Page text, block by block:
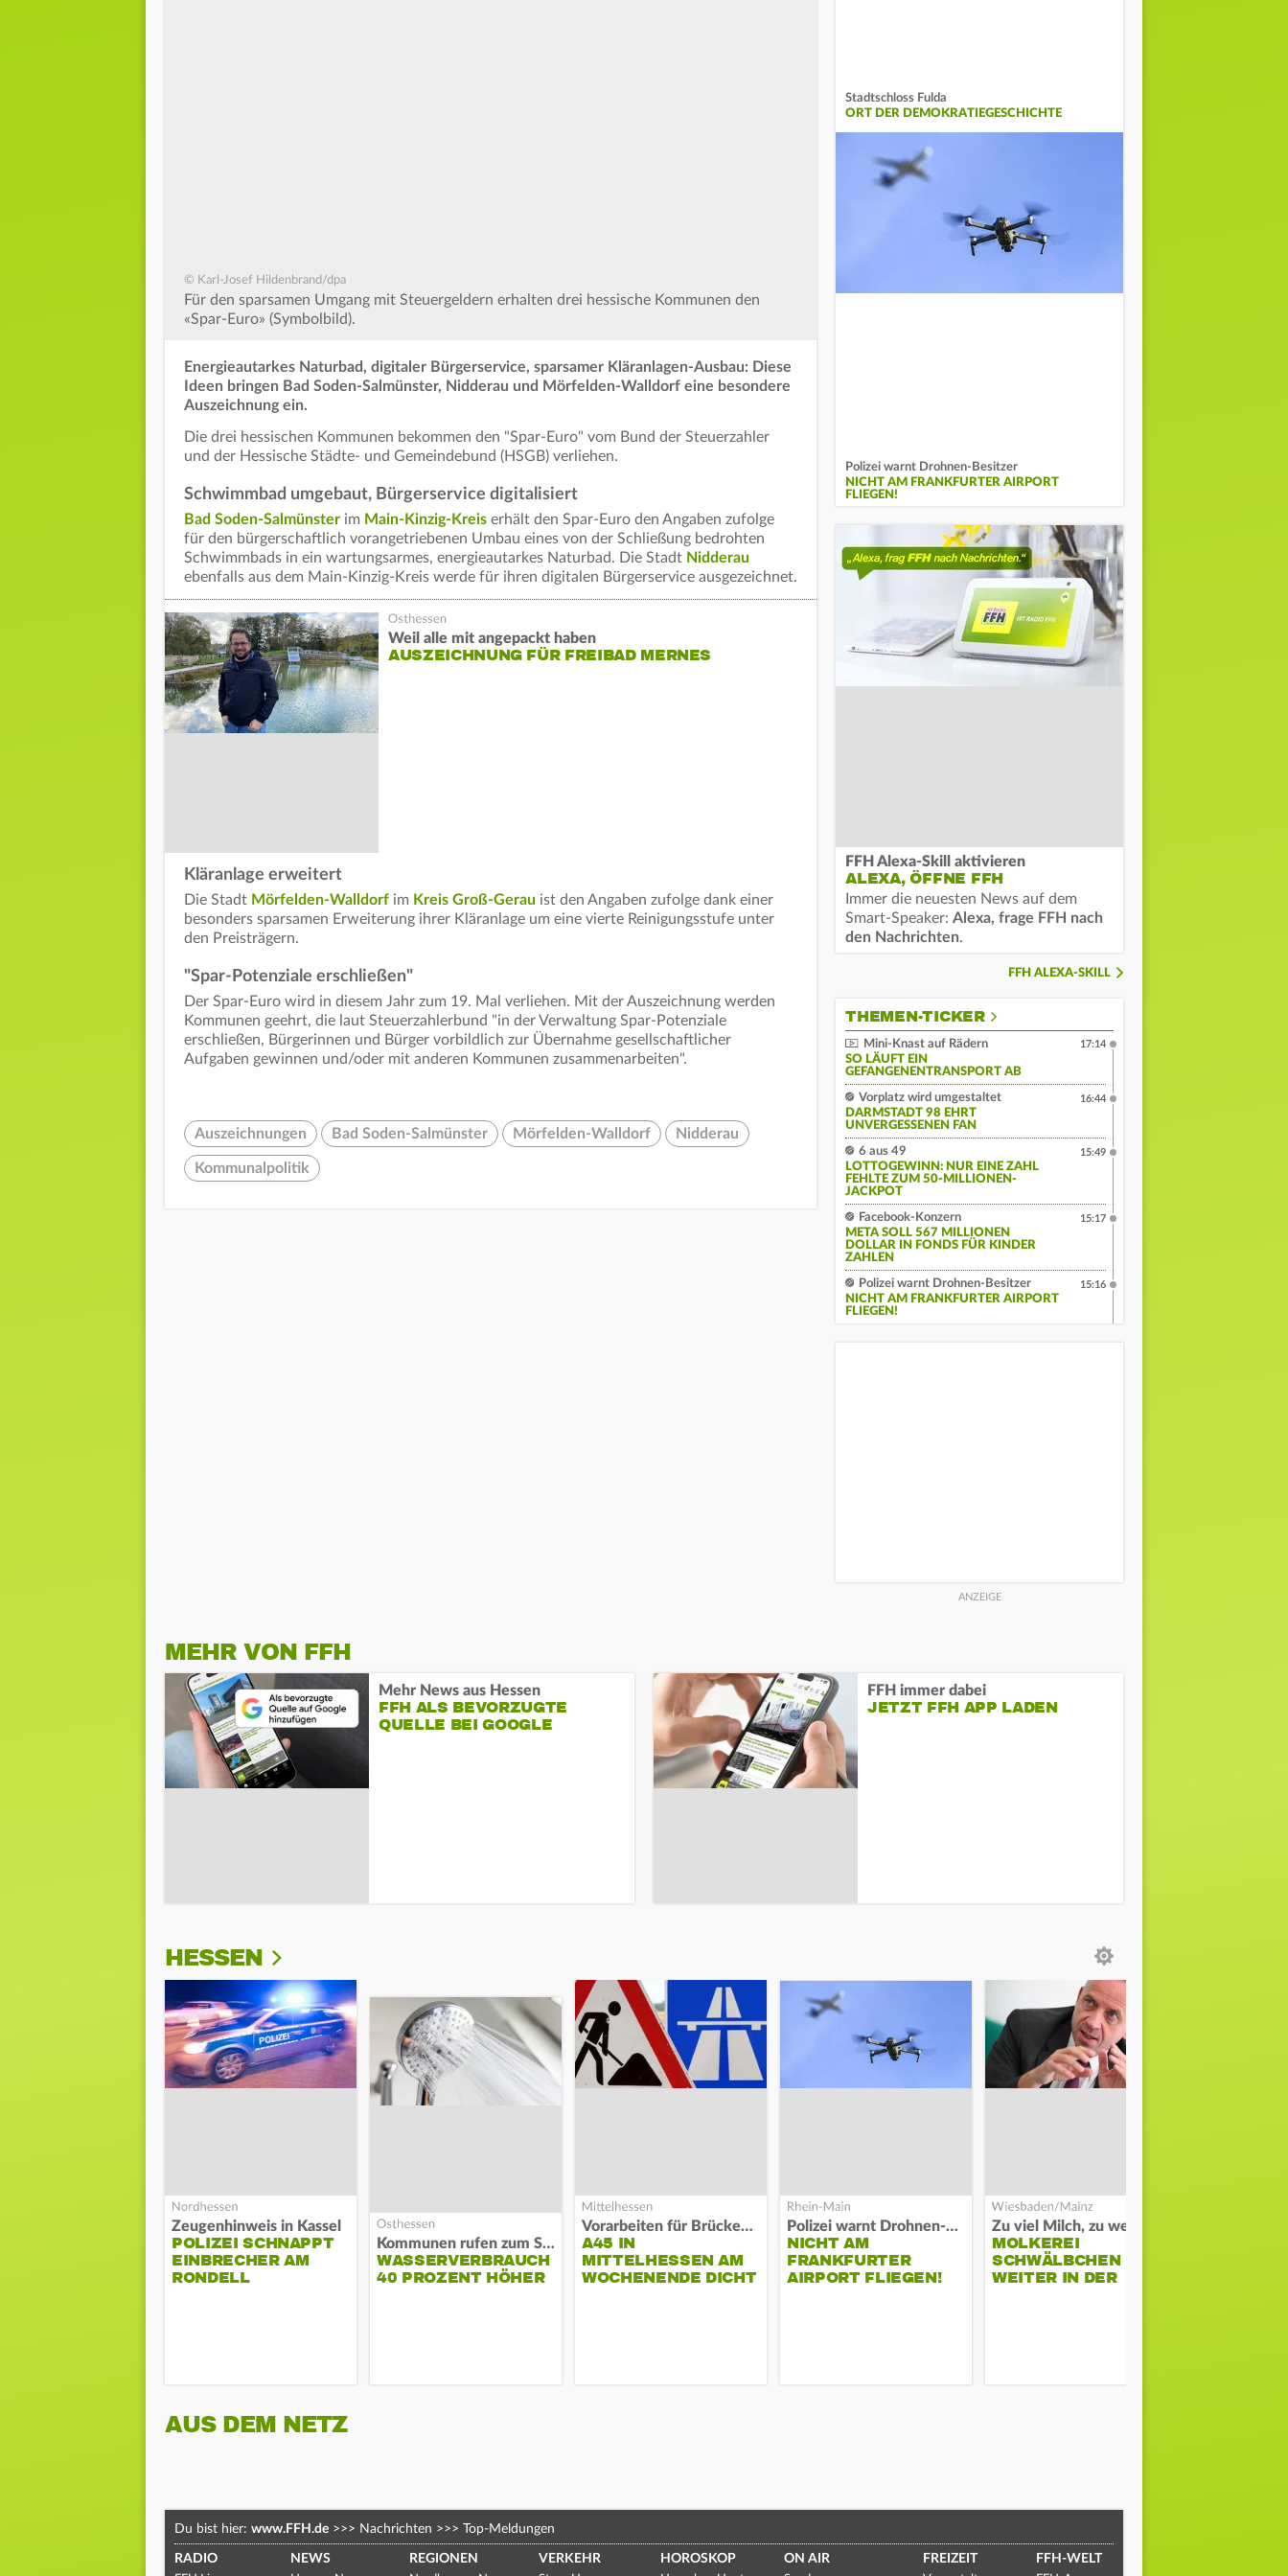
© Karl-Josef Hildenbrand/dpa
Für den sparsamen Umgang mit Steuergeldern erhalten drei hessische Kommunen den
«Spar-Euro» (Symbolbild).
Energieautarkes Naturbad, digitaler Bürgerservice, sparsamer Kläranlagen-Ausbau: Diese
Ideen bringen Bad Soden-Salmünster, Nidderau und Mörfelden-Walldorf eine besondere
Auszeichnung ein.
Die drei hessischen Kommunen bekommen den "Spar-Euro" vom Bund der Steuerzahler
und der Hessische Städte- und Gemeindebund (HSGB) verliehen.
Schwimmbad umgebaut, Bürgerservice digitalisiert
Bad Soden-Salmünster im Main-Kinzig-Kreis erhält den Spar-Euro den Angaben zufolge
für den bürgerschaftlich vorangetriebenen Umbau eines von der Schließung bedrohten
Schwimmbads in ein wartungsarmes, energieautarkes Naturbad. Die Stadt Nidderau
ebenfalls aus dem Main-Kinzig-Kreis werde für ihren digitalen Bürgerservice ausgezeichnet.
Weil alle mit angepackt haben
AUSZEICHNUNG FÜR FREIBAD MERNES
Kläranlage erweitert
Die Stadt Mörfelden-Walldorf im Kreis Groß-Gerau ist den Angaben zufolge dank einer
besonders sparsamen Erweiterung ihrer Kläranlage um eine vierte Reinigungsstufe unter
den Preisträgern.
"Spar-Potenziale erschließen"
Der Spar-Euro wird in diesem Jahr zum 19. Mal verliehen. Mit der Auszeichnung werden
Kommunen geehrt, die laut Steuerzahlerbund "in der Verwaltung Spar-Potenziale
erschließen, Bürgerinnen und Bürger vorbildlich zur Übernahme gesellschaftlicher
Aufgaben gewinnen und/oder mit anderen Kommunen zusammenarbeiten".
Auszeichnungen Bad Soden-Salmünster Mörfelden-Walldorf Nidderau
Kommunalpolitik
Stadtschloss Fulda
ORT DER DEMOKRATIEGESCHICHTE
Polizei warnt Drohnen-Besitzer
NICHT AM FRANKFURTER AIRPORT
FLIEGEN!
FFH Alexa-Skill aktivieren
ALEXA, ÖFFNE FFH
Immer die neuesten News auf dem
Smart-Speaker: Alexa, frage FFH nach
den Nachrichten.
FFH ALEXA-SKILL
THEMEN-TICKER
Mini-Knast auf Rädern
SO LÄUFT EIN
GEFANGENENTRANSPORT AB
17:14
Vorplatz wird umgestaltet
DARMSTADT 98 EHRT
UNVERGESSENEN FAN
16:44
6 aus 49
LOTTOGEWINN: NUR EINE ZAHL
FEHLTE ZUM 50-MILLIONEN-
JACKPOT
15:49
Facebook-Konzern
META SOLL 567 MILLIONEN
DOLLAR IN FONDS FÜR KINDER
ZAHLEN
15:17
Polizei warnt Drohnen-Besitzer
NICHT AM FRANKFURTER AIRPORT
FLIEGEN!
15:16
MEHR VON FFH
Mehr News aus Hessen
FFH ALS BEVORZUGTE
QUELLE BEI GOOGLE
FFH immer dabei
JETZT FFH APP LADEN
HESSEN
Zeugenhinweis in Kassel
POLIZEI SCHNAPPT
EINBRECHER AM
RONDELL
Kommunen rufen zum Sparen auf
WASSERVERBRAUCH
40 PROZENT HÖHER
Vorarbeiten für Brücken-Neubau
A45 IN
MITTELHESSEN AM
WOCHENENDE DICHT
Polizei warnt Drohnen-Besitzer
NICHT AM
FRANKFURTER
AIRPORT FLIEGEN!
MOLKEREI
SCHWÄLBCHEN
WEITER IN DER
AUS DEM NETZ
Du bist hier: www.FFH.de >>> Nachrichten >>> Top-Meldungen
RADIO NEWS REGIONEN VERKEHR HOROSKOP ON AIR FREIZEIT FFH-WELT